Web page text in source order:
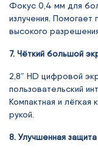
Фокус 0,4 мм для
излучения. Помогает
высокого
7. Чёткий большой
2,8″ HD цифровой
пользовательский
Компактная и лёгкая
рукой.
8. Улучшенная